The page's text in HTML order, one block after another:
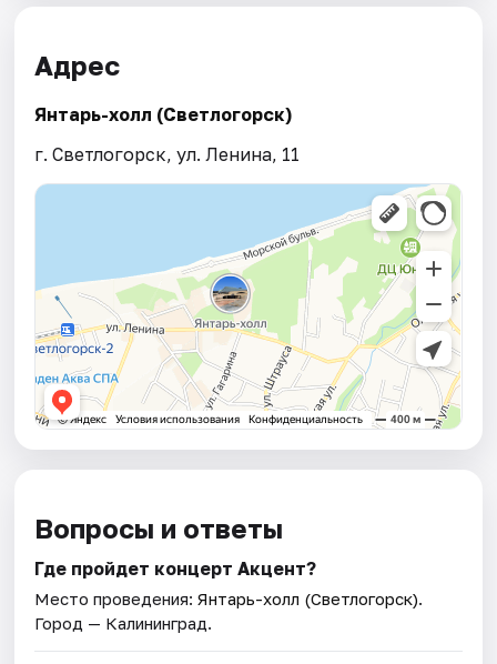
Адрес
Янтарь-холл (Светлогорск)
г. Светлогорск, ул. Ленина, 11
Вопросы и ответы
Где пройдет концерт Акцент?
Место проведения:Янтарь-холл (Светлогорск).
Город — Калининград.